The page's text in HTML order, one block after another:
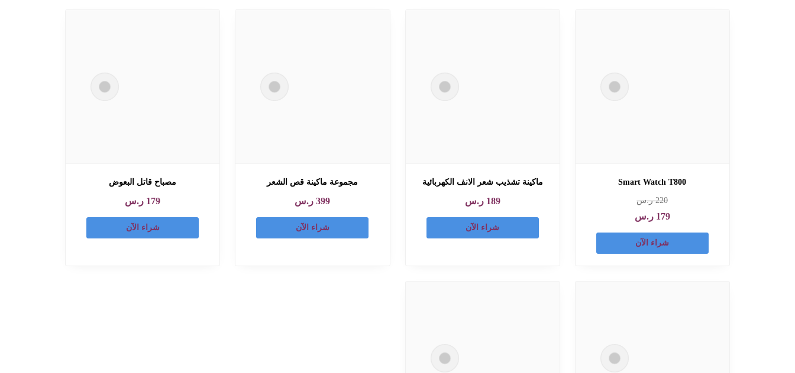
Smart Watch T800
220ر.س
179 ر.س
شراء الآن
ماكينة تشذيب شعر الانف الكهربائية
189 ر.س
شراء الآن
مجموعة ماكينة قص الشعر
399ر.س
شراء الآن
مصباح قاتل البعوض
179 ر.س
شراء الآن